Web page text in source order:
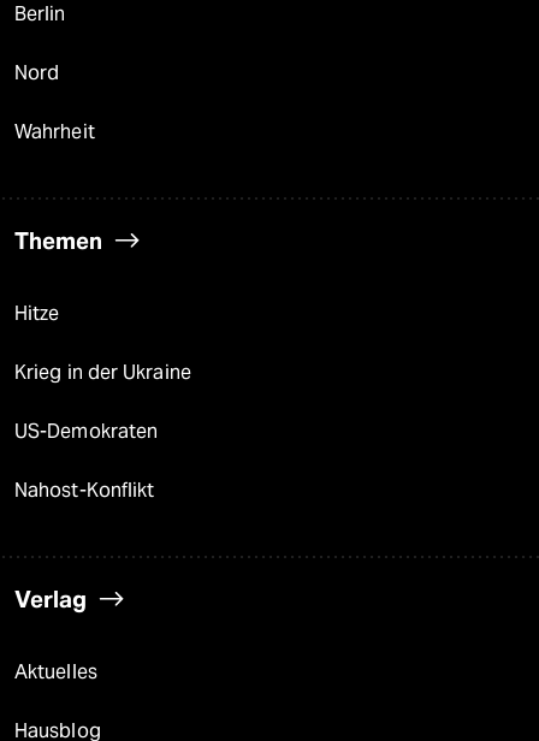
Berlin
Nord
Wahrheit
Themen
Hitze
Krieg in der Ukraine
US-Demokraten
Nahost-Konflikt
Verlag
Aktuelles
Hausblog